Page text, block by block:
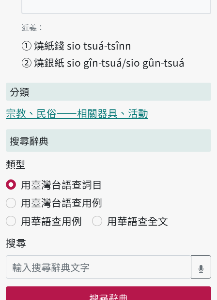
第1項釋義的
近義：
① 燒紙錢 sio tsuá-tsînn
② 燒銀紙 sio gîn-tsuá/sio gûn-tsuá
分類
宗教、民俗——相關器具、活動
搜尋辭典
類型
用臺灣台語查詞目
用臺灣台語查用例
用華語查用例
用華語查全文
搜尋